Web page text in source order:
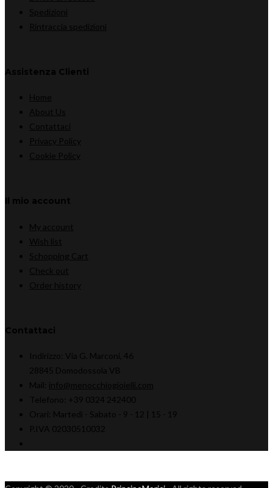
Spedizioni
Rintraccia spedizioni
Assistenza Clienti
Home
About Us
Contattaci
Privacy Policy
Cookie Policy
Il mio account
My account
Wish list
Schopping Cart
Check out
Order history
Contattaci
Indirizzo: Via G. Marconi, 46
28845 Domodossola VB
Mail: info@menocchiogioielli.com
Telefono:
+39 0324 242400
Orari: Martedì - Sabato - 9 - 12 | 15 - 19
P.IVA 02030510032